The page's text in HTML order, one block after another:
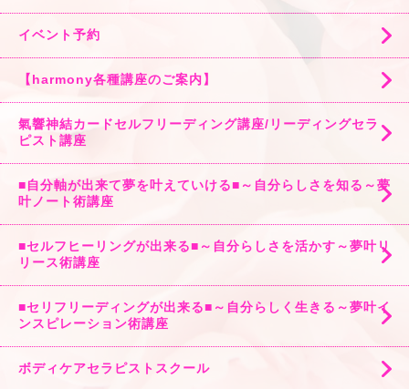
イベント予約
【harmony各種講座のご案内】
氣響神結カードセルフリーディング講座/リーディングセラ
ピスト講座
■自分軸が出来て夢を叶えていける■～自分らしさを知る～夢
叶ノート術講座
■セルフヒーリングが出来る■～自分らしさを活かす～夢叶リ
リース術講座
■セリフリーディングが出来る■～自分らしく生きる～夢叶イ
ンスピレーション術講座
ボディケアセラピストスクール